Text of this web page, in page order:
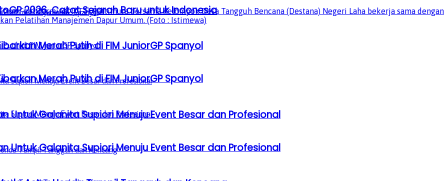
Merah Putih di FIM JuniorGP Spanyol
Untuk Galanita Supiori Menuju Event Besar dan Profesional
2026, Catat Sejarah Baru untuk Indonesia
Merah Putih di FIM JuniorGP Spanyol
Untuk Galanita Supiori Menuju Event Besar dan Profesional